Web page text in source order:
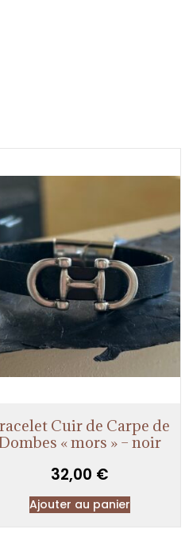
Cuir de Carpe de
« mors » – noir
32,00 €
Ajouter au panier